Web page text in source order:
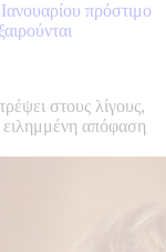
πρόστιμο
στους λίγους,
ειλημμένη απόφαση